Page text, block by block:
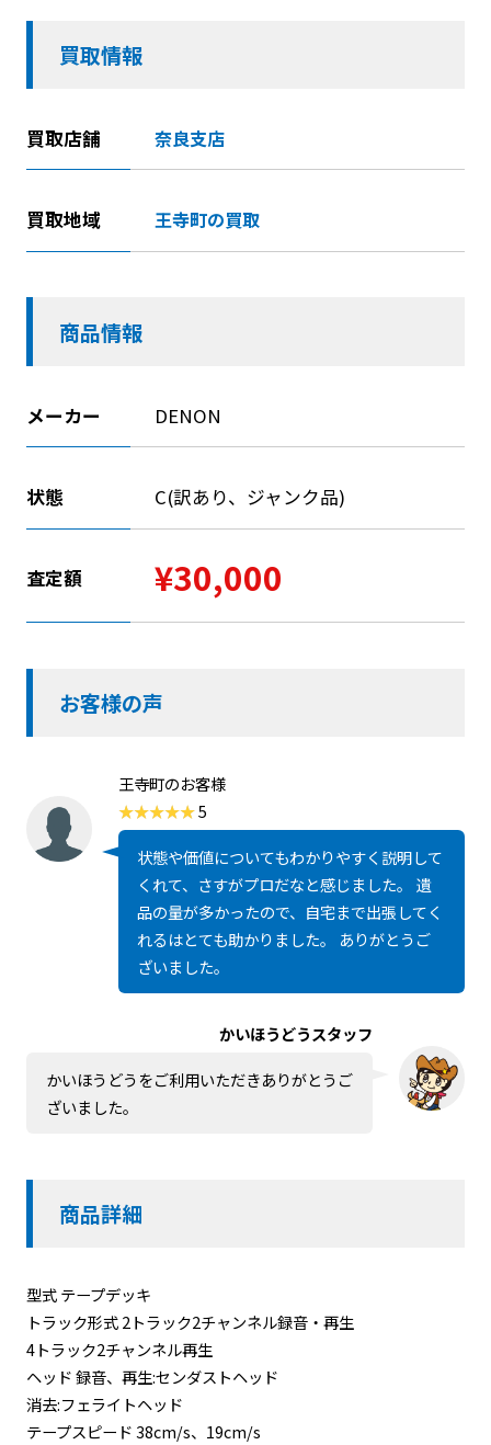
買取情報
買取店舗 奈良支店
買取地域 王寺町の買取
商品情報
メーカー DENON
状態 C(訳あり、ジャンク品)
査定額 ¥30,000
お客様の声
王寺町のお客様
5
状態や価値についてもわかりやすく説明して
くれて、さすがプロだなと感じました。 遺
品の量が多かったので、自宅まで出張してく
れるはとても助かりました。 ありがとうご
ざいました。
かいほうどうスタッフ
かいほうどうをご利用いただきありがとうご
ざいました。
商品詳細
型式 テープデッキ
トラック形式 2トラック2チャンネル録音・再生
4トラック2チャンネル再生
ヘッド 録音、再生:センダストヘッド
消去:フェライトヘッド
テープスピード 38cm/s、19cm/s